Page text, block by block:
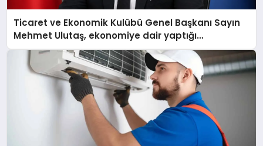
Ticaret ve Ekonomik Kulübü Genel Başkanı Sayın
Mehmet Ulutaş, ekonomiye dair yaptığı
açıklamada şunları kaydetti: